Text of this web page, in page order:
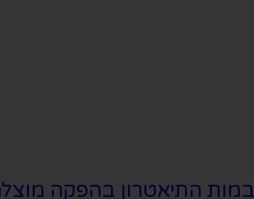
התיאטרון בהפקה